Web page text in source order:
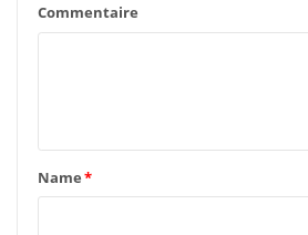
Commentaire
Name*